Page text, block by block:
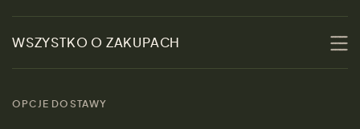
Zrównoważoność
Skontaktuj się z nami
Kobiety
Mężczyźni
WSZYSTKO O ZAKUPACH
rozmiarach
OPCJE DOSTAWY